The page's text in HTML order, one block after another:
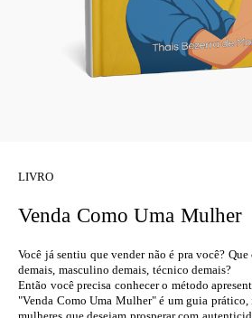
LIVRO
Venda Como Uma Mulher
Você já sentiu que vender não é pra você? Que
demais, masculino demais, técnico demais?
Então você precisa conhecer o método
"Venda Como Uma Mulher" é um guia prático,